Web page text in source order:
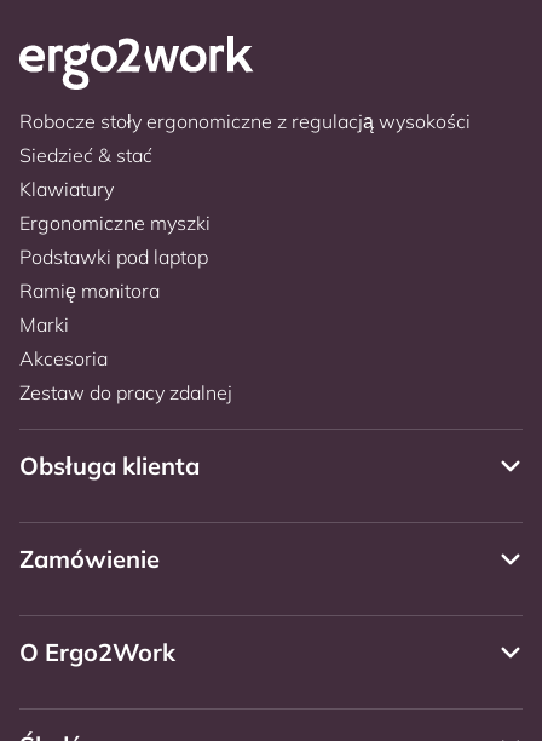
Robocze stoły ergonomiczne z regulacją wysokości
Siedzieć & stać
Klawiatury
Ergonomiczne myszki
Podstawki pod laptop
Ramię monitora
Marki
Akcesoria
Zestaw do pracy zdalnej
Obsługa klienta
Zamówienie
O Ergo2Work